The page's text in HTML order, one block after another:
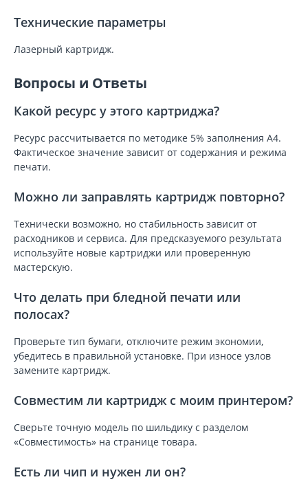
Технические параметры
Лазерный картридж.
Вопросы и Ответы
Какой ресурс у этого картриджа?
Ресурс рассчитывается по методике 5% заполнения A4.
Фактическое значение зависит от содержания и режима
печати.
Можно ли заправлять картридж повторно?
Технически возможно, но стабильность зависит от
расходников и сервиса. Для предсказуемого результата
используйте новые картриджи или проверенную
мастерскую.
Что делать при бледной печати или
полосах?
Проверьте тип бумаги, отключите режим экономии,
убедитесь в правильной установке. При износе узлов
замените картридж.
Совместим ли картридж с моим принтером?
Сверьте точную модель по шильдику с разделом
«Совместимость» на странице товара.
Есть ли чип и нужен ли он?